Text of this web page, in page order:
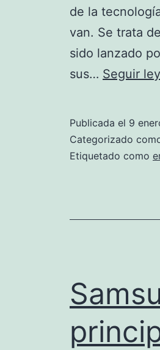
de la
van. Se trata
sido lanzado
sus… Seguir
Publicada el 9
Categorizado
Etiquetado como